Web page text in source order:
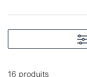
16 produits